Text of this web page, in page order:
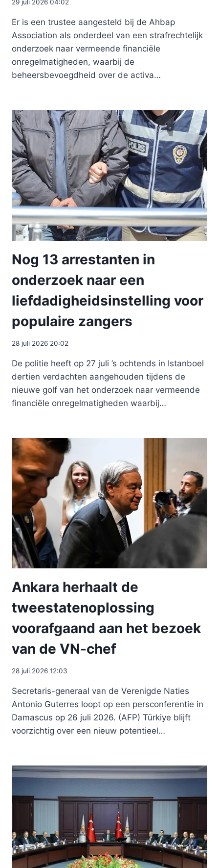
29 juli 2026 04:02
Er is een trustee aangesteld bij de Ahbap
Association als onderdeel van een strafrechtelijk
onderzoek naar vermeende financiële
onregelmatigheden, waarbij de
beheersbevoegdheid over de activa…
Nog 13 arrestanten in
onderzoek naar een
liefdadigheidsinstelling voor
populaire zangers
28 juli 2026 20:02
De politie heeft op 27 juli ’s ochtends in Istanboel
dertien verdachten aangehouden tijdens de
nieuwe golf van het onderzoek naar vermeende
financiële onregelmatigheden waarbij…
Ankara herhaalt de
tweestatenoplossing
voorafgaand aan het bezoek
van de VN-chef
28 juli 2026 12:03
Secretaris-generaal van de Verenigde Naties
Antonio Guterres loopt op een persconferentie in
Damascus op 26 juli 2026. (AFP) Türkiye blijft
voorzichtig over een nieuw potentieel…